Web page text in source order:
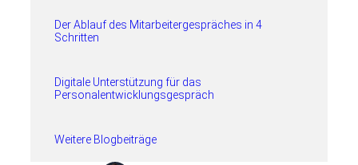
Der Ablauf des Mitarbeitergespräches in 4
Schritten
Digitale Unterstützung für das
Personalentwicklungsgespräch
Weitere Blogbeiträge